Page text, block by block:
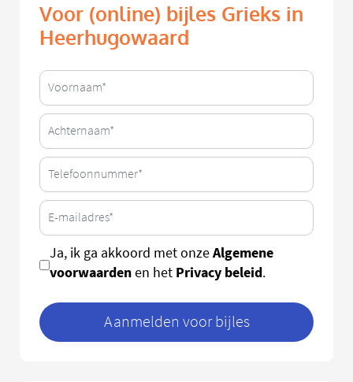
Voor (online) bijles Grieks in
Heerhugowaard
Ja, ik ga akkoord met onzeAlgemene
voorwaardenen het Privacy beleid.
Aanmelden voor bijles